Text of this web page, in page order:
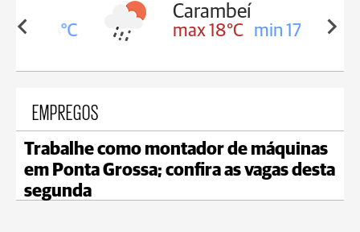
18°C
Carambeí
max 18°C min 17°C
EMPREGOS
Trabalhe como montador de máquinas
em Ponta Grossa; confira as vagas desta
segunda